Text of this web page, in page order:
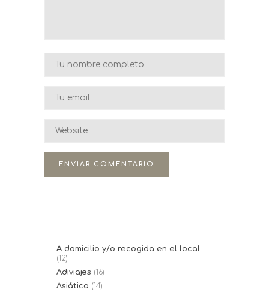
A domicilio y/o recogida en el local
(12)
Adiviajes (16)
Asiática (14)